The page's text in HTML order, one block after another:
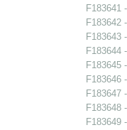
F183641
F183642
F183643
F183644
F183645
F183646
F183647
F183648
F183649